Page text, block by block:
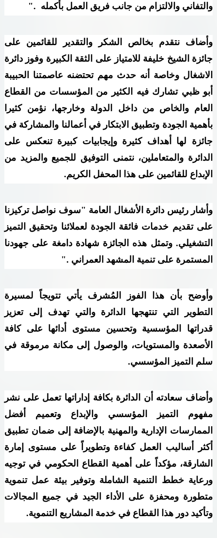
والتفاني والالتزام من جانب فريق العمل بأكمله".
وأضاف نتقدم بخالص الشكر والتقدير للقائمين على
جائزة الشيخ خليفة للامتياز على الثقة الكبيرة وفوز دائرة
الاشغال وخاصة أنه حدث مهم تحتضنه عاصمتنا الحبيبة
أبو ظبي تشارك فيه الكثير من المؤسسات من القطاع
العام والخاص من داخل الدولة وخارجها، نؤمن كثيرا
بأهمية الجودة وتطبيق الابتكار في أعمالنا والمشاركة في
جائزة لها أهداف كثيرة وإيجابيات كبيرة تنعكس على
الدائرة والمتعاملين، نتمنى التوفيق للجميع والمزيد من
الإبداع للقائمين على هذا المحفل الكريم.
وأشار رئيس دائرة الأشغال العامة "سوف نواصل تركيزنا
على تقديم خدمات فائقة الجودة لعملائنا وتحقيق التميز
التشغيلي. وتمثل هذه الجائزة شهادة دامغة على جهودنا
المستمرةعلى تنمية المشهد العمراني".
وأوضح بأن هذا الفوز المُشرف يأتي تتويجاً لمسيرة
التطوير التي تنتهجها الدائرة والتي تهدف إلى تعزيز
قدراتها المؤسسية وتحسين مستوى أدائها على كافة
الأصعدة والمستويات، والوصول إلى مكانة مرموقة في
سلم التميز المؤسسي.
وأضاف سعادته أن الدائرة بكافة إداراتها تعمل على نشر
مفهوم التميز المؤسسي والإبداع وتعميم أفضل
الممارسات الإدارية والمهنية بالإضافة إلى ضمان تطبيق
أكثر أساليب العمل كفاءة وتطويراً على مستوى إمارة
الشارقة، مؤكداً على أهمية القطاع الحكومي في توجيه
ورعاية خطط التنمية الشاملة وتوفير بيئة عمل تنموية
متطورة ومحفزة على الأداء الجيد في جميع المجالات
وتأكيد دور هذا القطاع في خدمة المشاريع التنموية.